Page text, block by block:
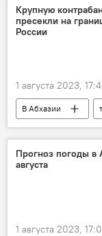
Крупную
пресекли на
России
1 августа 2023,
В Абхазии
Абхазия
Прогноз погоды в
августа
1 августа 2023,